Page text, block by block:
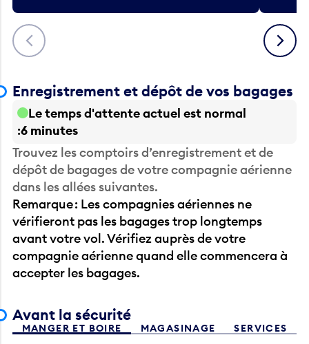
Précédent Suivant
Enregistrement et dépôt de vos bagages
Le temps d'attente actuel est normal
6 minutes
Trouvez les comptoirs d’enregistrement et de
dépôt de bagages de votre compagnie aérienne
dans les allées suivantes.
Remarque : Les compagnies aériennes ne
vérifieront pas les bagages trop longtemps
avant votre vol. Vérifiez auprès de votre
compagnie aérienne quand elle commencera à
accepter les bagages.
Avant la sécurité
MANGER ET BOIRE MAGASINAGE SERVICES